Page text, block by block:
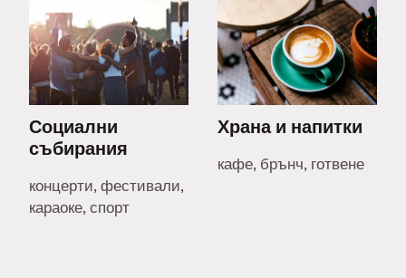
Социални
събирания
концерти, фестивали,
караоке, спорт
Храна и напитки
кафе, брънч, готвене